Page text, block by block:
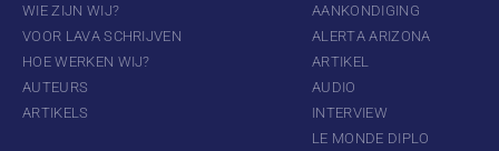
WIE ZIJN WIJ?
VOOR LAVA SCHRIJVEN
HOE WERKEN WIJ?
AUTEURS
ARTIKELS
AANKONDIGING
ALERTA ARIZONA
ARTIKEL
AUDIO
INTERVIEW
LE MONDE DIPLO